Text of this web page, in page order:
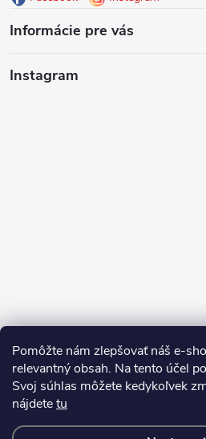
Pomôžte nám zlepšovať náš e-
relevantný obsah. Na tento účel
Svoj súhlas môžete kedykoľvek
nájdetetu
e
Informácie pre vás
Instagram
Sledovať na Instagrame